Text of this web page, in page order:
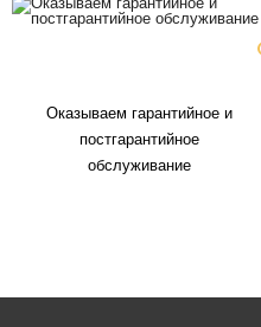
Оказываем гарантийное и
постгарантийное
обслуживание